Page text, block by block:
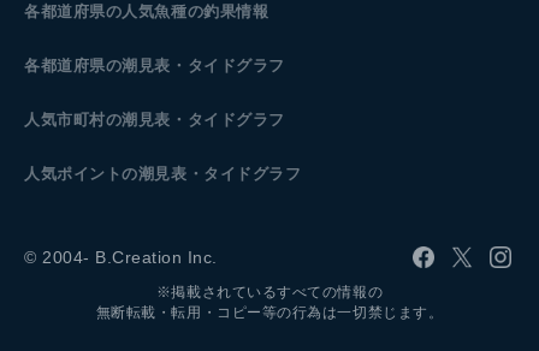
各都道府県の人気魚種の釣果情報
各都道府県の潮見表 ・タイドグラフ
人気市町村の潮見表・タイドグラフ
人気ポイントの潮見表・タイドグラフ
© 2004- B.Creation Inc.
※掲載されているすべての情報の
無断転載・転用・コピー等の行為は一切禁じます。